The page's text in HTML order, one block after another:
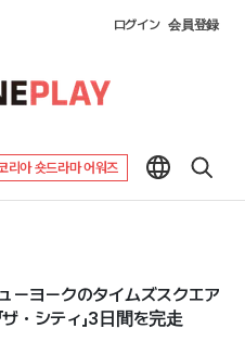
ログイン 会員登録
리아 숏드라마 어워즈
ーヨークのタイムズスクエア
・シティ」3日間を完走